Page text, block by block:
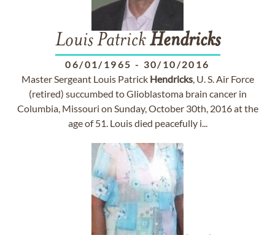
Louis PatrickHendricks
06/01/1965 - 30/10/2016
Master Sergeant Louis Patrick Hendricks, U. S. Air Force
(retired) succumbed to Glioblastoma brain cancer in
Columbia, Missouri on Sunday, October 30th, 2016 at the
age of 51. Louis died peacefully i...